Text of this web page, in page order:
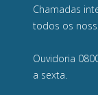
Chamadas
todos os
Ouvidoria
a sexta.